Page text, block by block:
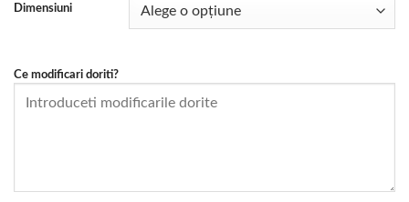
prețuri:
lei110,00
Dimensiuni
Ce modificari doriti?